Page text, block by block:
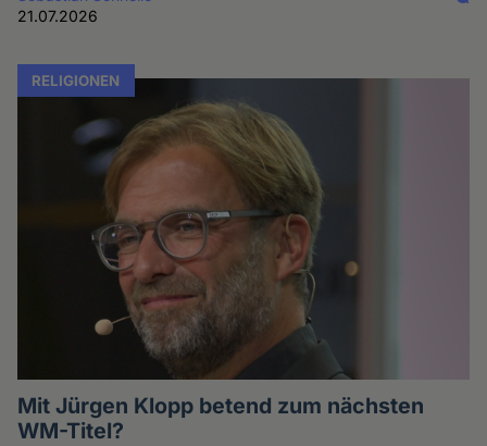
21.07.2026
RELIGIONEN
Mit Jürgen Klopp betend zum nächsten
WM-Titel?